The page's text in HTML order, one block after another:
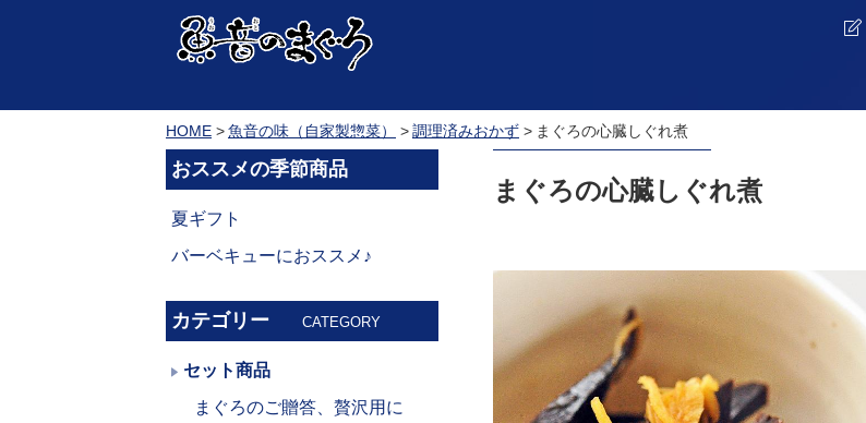
HOME 魚音の味（自家製惣菜） 調理済みおかず まぐろの心臓しぐれ煮
まぐろの心臓しぐれ煮
おススメの季節商品
夏ギフト
バーベキューにおススメ♪
カテゴリー CATEGORY
セット商品
まぐろのご贈答、贅沢用に